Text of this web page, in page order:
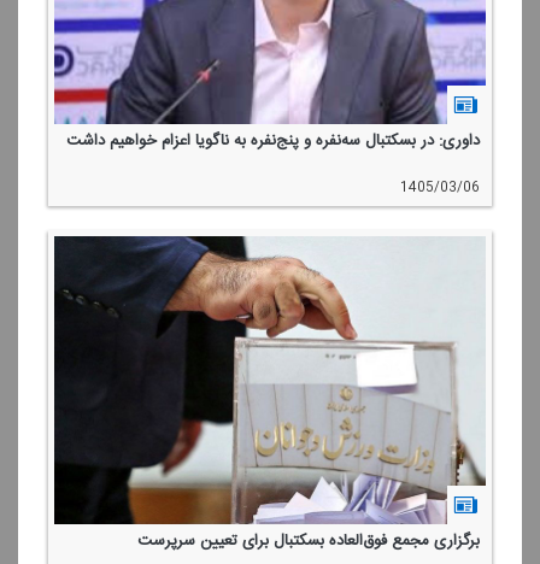
داوری: در بسكتبال سه‌نفره و پنج‌نفره به ناگویا اعزام خواهیم داشت
1405/03/06
برگزاری مجمع فوق‌العاده بسكتبال برای تعیین سرپرست